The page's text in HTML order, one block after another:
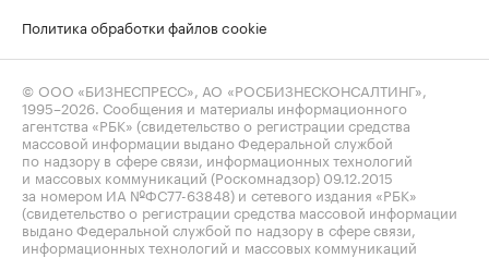
Политика обработки файлов cookie
© ООО «БИЗНЕСПРЕСС», АО «РОСБИЗНЕСКОНСАЛТИНГ»,
1995–2026. Сообщения и материалы информационного
агентства «РБК» (свидетельство о регистрации средства
массовой информации выдано Федеральной службой
по надзору в сфере связи, информационных технологий
и массовых коммуникаций (Роскомнадзор) 09.12.2015
за номером ИА №ФС77-63848) и сетевого издания «РБК»
(свидетельство о регистрации средства массовой информации
выдано Федеральной службой по надзору в сфере связи,
информационных технологий и массовых коммуникаций